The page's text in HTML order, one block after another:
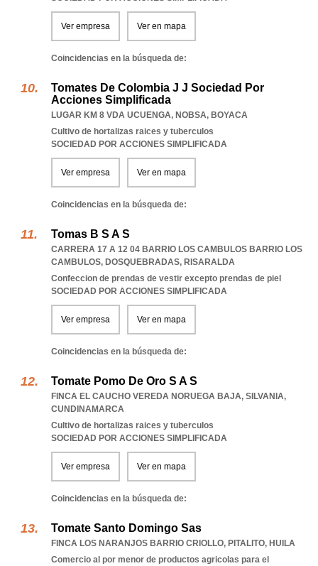
Ver empresa Ver en mapa
Coincidencias en la búsqueda de:
Tomates De Colombia J J Sociedad Por
Acciones Simplificada
LUGAR KM 8 VDA UCUENGA, NOBSA, BOYACA
Cultivo de hortalizas raices y tuberculos
SOCIEDAD POR ACCIONES SIMPLIFICADA
Ver empresa Ver en mapa
Coincidencias en la búsqueda de:
Tomas B S A S
CARRERA 17 A 12 04 BARRIO LOS CAMBULOS BARRIO LOS
CAMBULOS, DOSQUEBRADAS, RISARALDA
Confeccion de prendas de vestir excepto prendas de piel
SOCIEDAD POR ACCIONES SIMPLIFICADA
Ver empresa Ver en mapa
Coincidencias en la búsqueda de:
Tomate Pomo De Oro S A S
FINCA EL CAUCHO VEREDA NORUEGA BAJA, SILVANIA,
CUNDINAMARCA
Cultivo de hortalizas raices y tuberculos
SOCIEDAD POR ACCIONES SIMPLIFICADA
Ver empresa Ver en mapa
Coincidencias en la búsqueda de:
Tomate Santo Domingo Sas
FINCA LOS NARANJOS BARRIO CRIOLLO, PITALITO, HUILA
Comercio al por menor de productos agricolas para el